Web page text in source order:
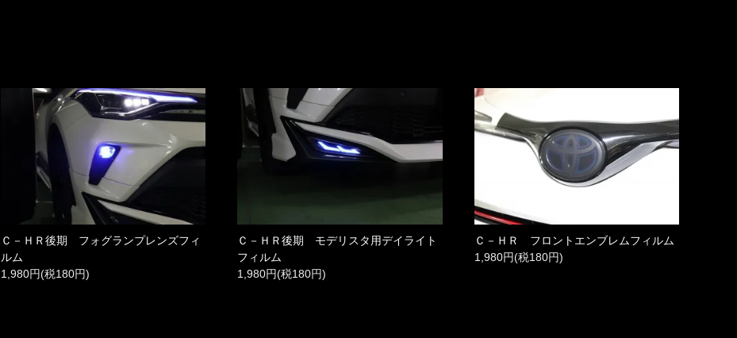
Ｃ－ＨＲ後期 フォグランプレンズフィ
ルム
1,980円(税180円)
Ｃ－ＨＲ後期 モデリスタ用デイライト
フィルム
1,980円(税180円)
Ｃ－ＨＲ フロントエンブレムフィルム
1,980円(税180円)